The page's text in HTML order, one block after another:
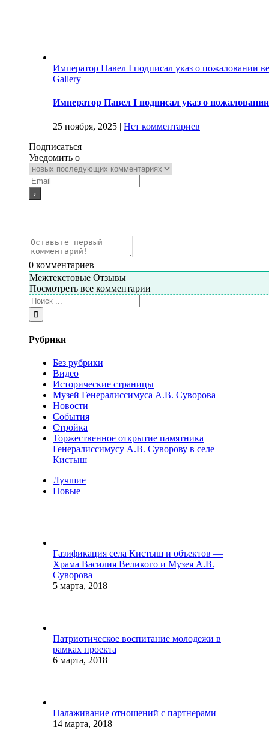
Император Павел I подписал указ о пожаловании
Gallery
Император Павел I подписал указ о
25 ноября, 2025 | Нет комментариев
Подписаться
Уведомить о
0 комментариев
Межтекстовые Отзывы
Посмотреть все комментарии
Рубрики
Без рубрики
Видео
Исторические страницы
Музей Генералиссимуса А.В. Суворова
Новости
События
Стройка
Торжественное открытие памятника
Генералиссимусу А.В. Суворову в селе
Кистыш
Лучшие
Новые
Газификация села Кистыш и объектов —
Храма Василия Великого и Музея А.В.
Суворова
5 марта, 2018
Патриотическое воспитание молодежи в
рамках проекта
6 марта, 2018
Налаживание отношений с партнерами
14 марта, 2018